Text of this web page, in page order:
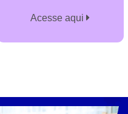
Acesse aqui